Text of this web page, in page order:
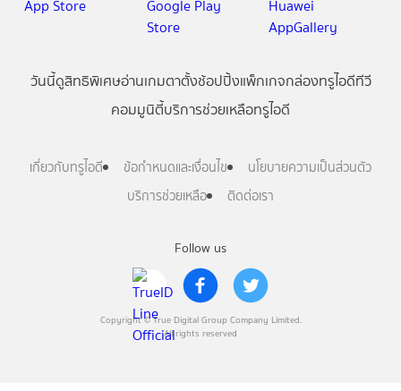
Follow us
Copyright © True Digital Group Company Limited.
All rights reserved
วันนี้ดูสิทธิพิเศษอ่านเกมตาตั้งช้อปปิ้งแพ็กเกจกล่องทรูไอดีทีวี
คอมมูนิตี้บริการช่วยเหลือทรูไอดี
เกี่ยวกับทรูไอดี ข้อกำหนดและเงื่อนไข
นโยบายความเป็นส่วนตัว
บริการช่วยเหลือ
ติดต่อเรา